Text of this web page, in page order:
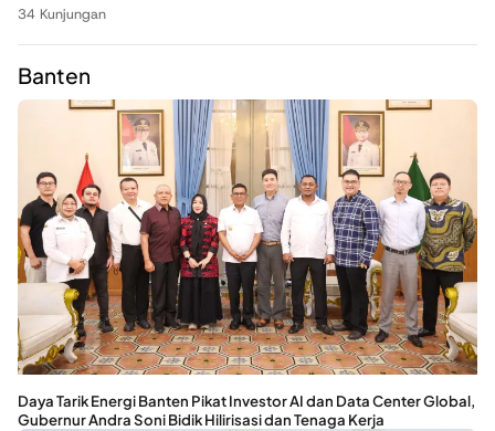
34 Kunjungan
Banten
Daya Tarik Energi Banten Pikat Investor AI dan Data Center Global,
Gubernur Andra Soni Bidik Hilirisasi dan Tenaga Kerja